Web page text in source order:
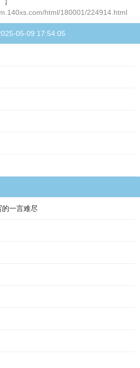
html/180001/224914.html
05-09 17:54:05
的一言难尽